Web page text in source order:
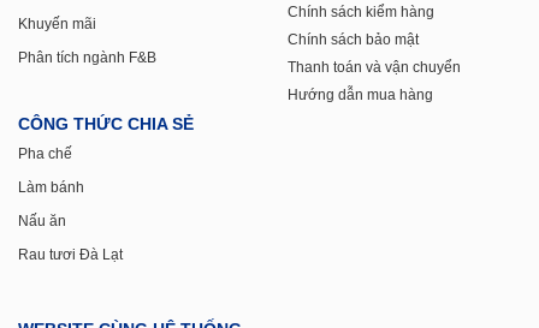
Khuyến mãi
Phân tích ngành F&B
Chính sách kiểm hàng
Chính sách bảo mật
Thanh toán và vận chuyển
Hướng dẫn mua hàng
CÔNG THỨC CHIA SẺ
Pha chế
Làm bánh
Nấu ăn
Rau tươi Đà Lạt